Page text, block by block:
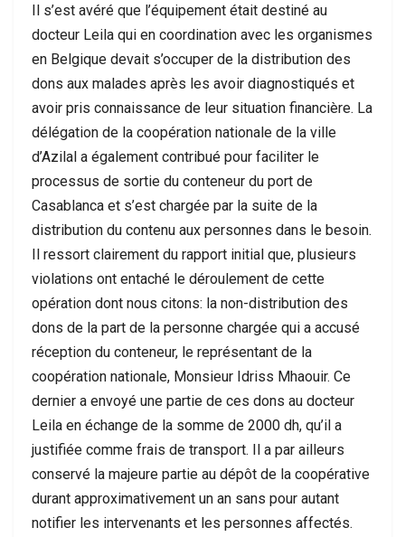
Il s’est avéré que l’équipement était destiné au
docteur Leila qui en coordination avec les organismes
en Belgique devait s’occuper de la distribution des
dons aux malades après les avoir diagnostiqués et
avoir pris connaissance de leur situation financière. La
délégation de la coopération nationale de la ville
d’Azilal a également contribué pour faciliter le
processus de sortie du conteneur du port de
Casablanca et s’est chargée par la suite de la
distribution du contenu aux personnes dans le besoin.
Il ressort clairement du rapport initial que, plusieurs
violations ont entaché le déroulement de cette
opération dont nous citons: la non-distribution des
dons de la part de la personne chargée qui a accusé
réception du conteneur, le représentant de la
coopération nationale, Monsieur Idriss Mhaouir. Ce
dernier a envoyé une partie de ces dons au docteur
Leila en échange de la somme de 2000 dh, qu’il a
justifiée comme frais de transport. Il a par ailleurs
conservé la majeure partie au dépôt de la coopérative
durant approximativement un an sans pour autant
notifier les intervenants et les personnes affectés.